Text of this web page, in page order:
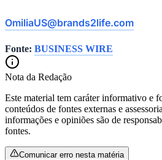
Santos
OmiliaUS@brands2life.com
Fonte: BUSINESS WIRE
Nota da Redação
Este material tem caráter informativo e
conteúdos de fontes externas e
informações e opiniões são de
fontes.
Comunicar erro nesta matéria